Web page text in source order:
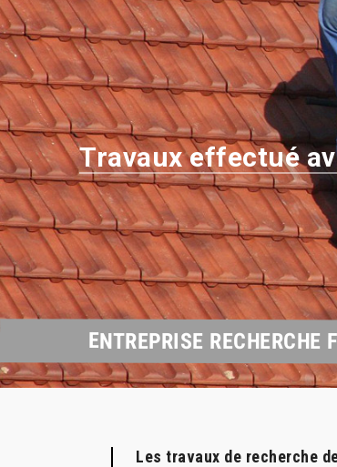
Travaux effectué
ENTREPRISE
Les travaux de recherche